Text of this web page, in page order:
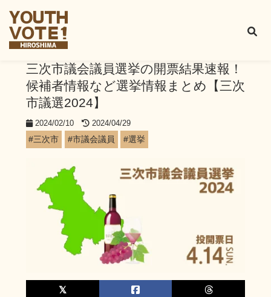
三次市議会議員選挙の開票結果速報！
候補者情報など選挙情報まとめ【三次
市議選2024】
2024/02/10
2024/04/29
#三次市
#市議会議員 #選挙